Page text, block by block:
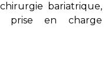
bariatrique,
prise en charge